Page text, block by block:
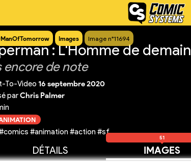
Images Image n°11694
: L'Homme de demain
encore de note
To-Video 16 septembre 2020
parChris Palmer
#animation #action #sf
DÉTAILS IMAGES
51